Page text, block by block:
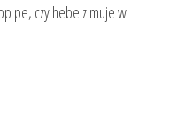
pe, czy hebe zimuje w